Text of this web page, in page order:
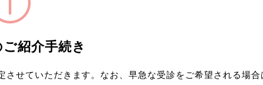
紹介手続き
せていただきます。なお、早急な受診をご希望される場合